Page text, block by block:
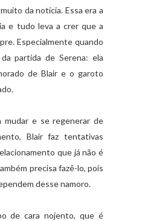
da notícia. Essa era a
e tudo leva a crer que a
Especialmente quando
partida de Serena: ela
de Blair e o garoto
mudar e se regenerar de
Blair faz tentativas
que já não é
precisa fazê-lo, pois
desse namoro.
de cara nojento, que é